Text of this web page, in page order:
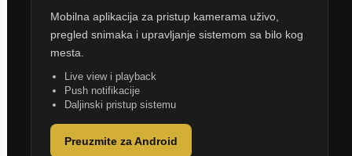
Mobilna aplikacija za pristup kamerama uživo,
pregled snimaka i upravljanje sistemom sa bilo kog
mesta.
Live view i playback
Push notifikacije
Daljinski pristup sistemu
Preuzmite za Android